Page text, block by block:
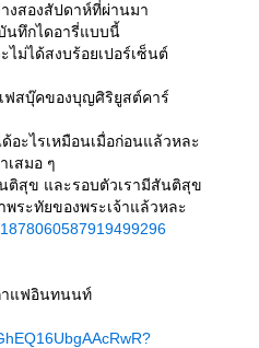
งสองสัปดาห์ที่ผ่านมา
นทึกไดอารี่แบบนี้
ไม่ได้สงบร้อยเปอร์เซ็นต์
ฟสบุ๊คของบุญศิริยูสต์คาร์
อะไรเหมือนเมื่อก่อนแล้วหละ
เสมอ ๆ
ติสุข และรอบตัวเรามีสันติสุข
ระทัยของพระเจ้าแล้วหละ
าแฟอินทนนท์